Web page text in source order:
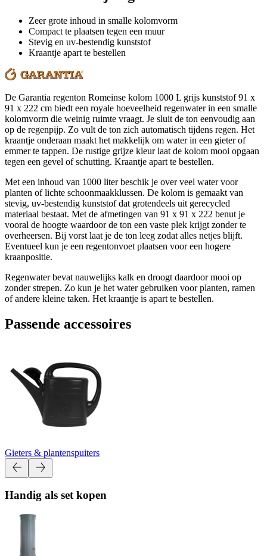
Zeer grote inhoud in smalle kolomvorm
Compact te plaatsen tegen een muur
Stevig en uv-bestendig kunststof
Kraantje apart te bestellen
De Garantia regenton Romeinse kolom 1000 L grijs kunststof 91 x
91 x 222 cm biedt een royale hoeveelheid regenwater in een smalle
kolomvorm die weinig ruimte vraagt. Je sluit de ton eenvoudig aan
op de regenpijp. Zo vult de ton zich automatisch tijdens regen. Het
kraantje onderaan maakt het makkelijk om water in een gieter of
emmer te tappen. De rustige grijze kleur laat de kolom mooi opgaan
tegen een gevel of schutting. Kraantje apart te bestellen.
Met een inhoud van 1000 liter beschik je over veel water voor
planten of lichte schoonmaakklussen. De kolom is gemaakt van
stevig, uv-bestendig kunststof dat grotendeels uit gerecycled
materiaal bestaat. Met de afmetingen van 91 x 91 x 222 benut je
vooral de hoogte waardoor de ton een vaste plek krijgt zonder te
overheersen. Bij vorst laat je de ton leeg zodat alles netjes blijft.
Eventueel kun je een regentonvoet plaatsen voor een hogere
kraanpositie.
Regenwater bevat nauwelijks kalk en droogt daardoor mooi op
zonder strepen. Zo kun je het water gebruiken voor planten, ramen
of andere kleine taken. Het kraantje is apart te bestellen.
Passende accessoires
Gieters & plantenspuiters
Handig als set kopen